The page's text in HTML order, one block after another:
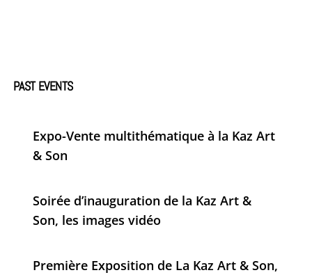
PAST EVENTS
Expo-Vente multithématique à la Kaz Art
& Son
Soirée d’inauguration de la Kaz Art &
Son, les images vidéo
Première Exposition de La Kaz Art & Son,